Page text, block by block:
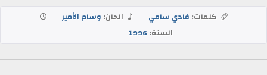
كلمات: فادي سامي الحان: وسام الأمير
السنة:1996